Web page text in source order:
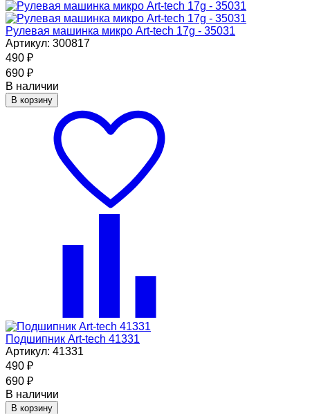
Рулевая машинка микро Art-tech 17g - 35031
Артикул: 300817
490 ₽
690 ₽
В наличии
В корзину
Подшипник Art-tech 41331
Артикул: 41331
490 ₽
690 ₽
В наличии
В корзину